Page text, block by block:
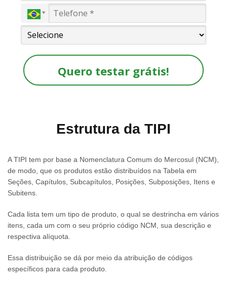
Quero testar grátis!
Estrutura da TIPI
A TIPI tem por base a Nomenclatura Comum do Mercosul (NCM),
de modo, que os produtos estão distribuídos na Tabela em
Seções, Capítulos, Subcapítulos, Posições, Subposições, Itens e
Subitens.
Cada lista tem um tipo de produto, o qual se destrincha em vários
itens, cada um com o seu próprio código NCM, sua descrição e
respectiva alíquota.
Essa distribuição se dá por meio da atribuição de códigos
específicos para cada produto.